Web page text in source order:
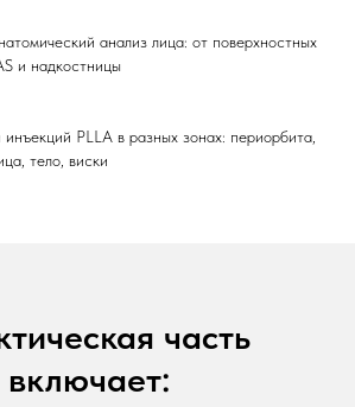
анализ лица: от поверхностных
и надкостницы
PLLA в разных зонах: периорбита,
тело, виски
часть
включает: